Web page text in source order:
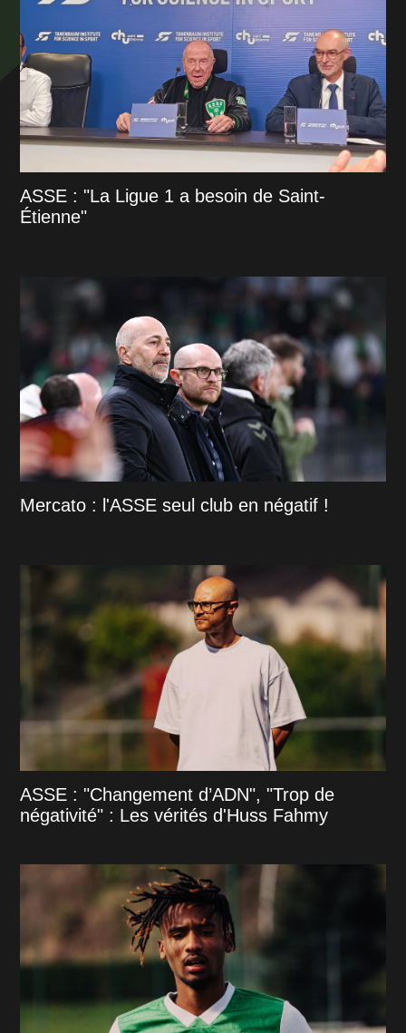
ASSE : "La Ligue 1 a besoin de Saint-
Étienne"
Mercato : l'ASSE seul club en négatif !
ASSE : "Changement d’ADN", "Trop de
négativité" : Les vérités d'Huss Fahmy